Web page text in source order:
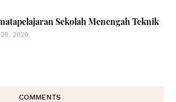
Sekolah Menengah Teknik
2020
COMMENTS